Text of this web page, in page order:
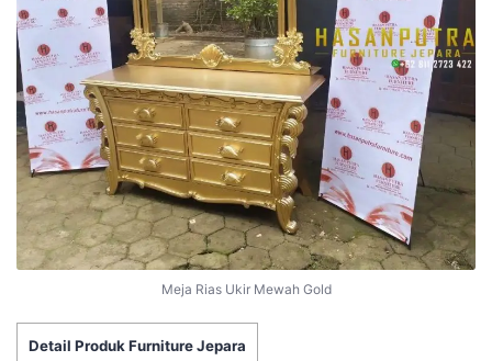
Meja Rias Ukir Mewah Gold
Detail Produk Furniture Jepara